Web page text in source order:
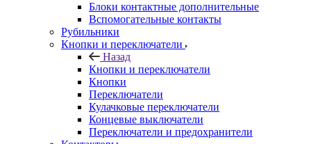
Блоки контактные дополнительные
Вспомогательные контакты
Рубильники
Кнопки и переключатели
Назад
Кнопки и переключатели
Кнопки
Переключатели
Кулачковые переключатели
Концевые выключатели
Переключатели и предохранители